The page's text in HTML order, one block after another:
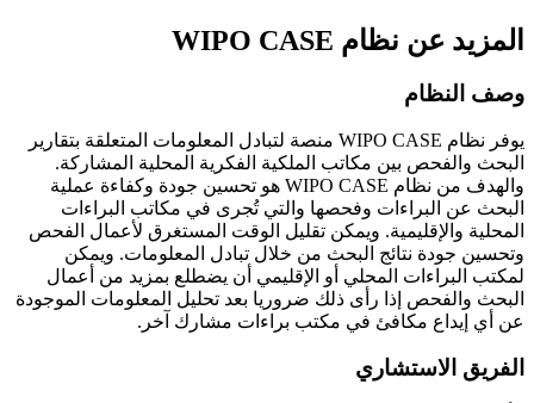
المزيد عن نظام WIPO CASE
وصف النظام
يوفر نظام WIPO CASE منصة لتبادل المعلومات المتعلقة بتقارير
البحث والفحص بين مكاتب الملكية الفكرية المحلية المشاركة.
والهدف من نظام WIPO CASE هو تحسين جودة وكفاءة عملية
البحث عن البراءات وفحصها والتي تُجرى في مكاتب البراءات
المحلية والإقليمية. ويمكن تقليل الوقت المستغرق لأعمال الفحص
وتحسين جودة نتائج البحث من خلال تبادل المعلومات. ويمكن
لمكتب البراءات المحلي أو الإقليمي أن يضطلع بمزيد من أعمال
البحث والفحص إذا رأى ذلك ضروريا بعد تحليل المعلومات الموجودة
عن أي إيداع مكافئ في مكتب براءات مشارك آخر.
الفريق الاستشاري